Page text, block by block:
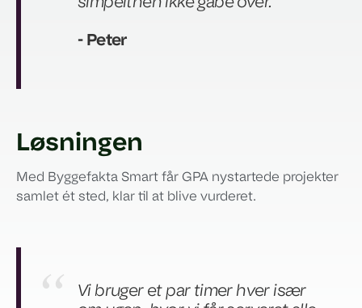
simpelthen ikke gabe over.
- Peter
Løsningen
Med Byggefakta Smart får GPA nystartede projekter
samlet ét sted, klar til at blive vurderet.
Vi bruger et par timer hver især